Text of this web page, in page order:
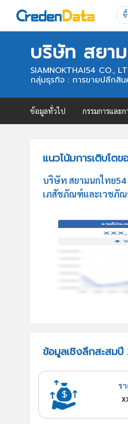
บริษัท สยา
SIAMNOKTHAI54 CO.,
กลุ่มธุรกิจ : การขายปลีกสิน
ข้อมูลทั่วไป กรรมการและ
แนวโน้มการเติบโต
บริษัท สยามนกไทย54
เภสัชภัณฑ์และเวชภัณ
ข้อมูลเชิงลึกสะสม
ร